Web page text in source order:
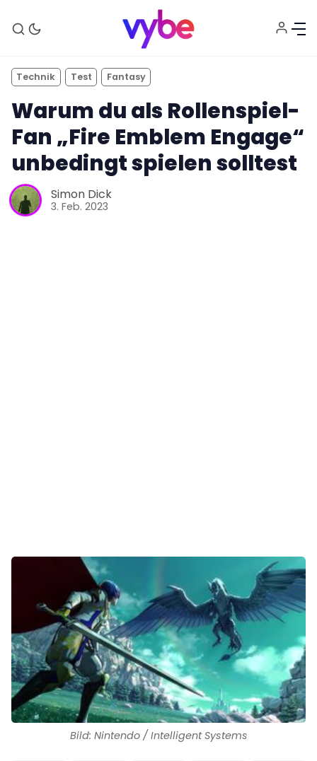
Team
Zusammenarbeit
Kontakt
Impressum
Bild: Nintendo / Intelligent Systems
Technik Test Fantasy
Warum du als Rollenspiel-
Fan „Fire Emblem Engage“
unbedingt spielen solltest
Simon Dick
3. Feb. 2023